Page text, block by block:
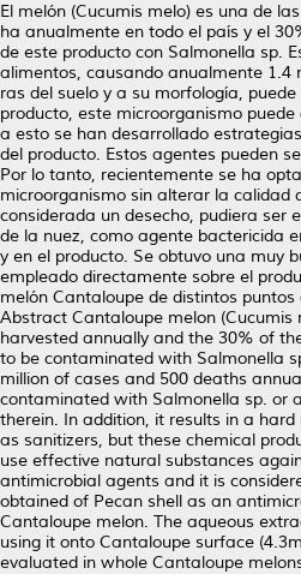
El melón (Cucumis melo) es una de
ha anualmente en todo el país y el
de este producto con Salmonella sp.
alimentos, causando anualmente 1.4
ras del suelo y a su morfología,
producto, este microorganismo
a esto se han desarrollado
del producto. Estos agentes pueden
Por lo tanto, recientemente se ha
microorganismo sin alterar la calidad
considerada un desecho, pudiera ser
de la nuez, como agente bactericida
y en el producto. Se obtuvo una muy
empleado directamente sobre el
melón Cantaloupe de distintos
Abstract Cantaloupe melon
harvested annually and the 30% of
to be contaminated with Salmonella
million of cases and 500 deaths
contaminated with Salmonella sp. or
therein. In addition, it results in a
as sanitizers, but these chemical
use effective natural substances
antimicrobial agents and it is
obtained of Pecan shell as an
Cantaloupe melon. The aqueous
using it onto Cantaloupe surface
evaluated in whole Cantaloupe